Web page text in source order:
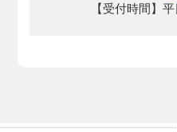
【受付時間】